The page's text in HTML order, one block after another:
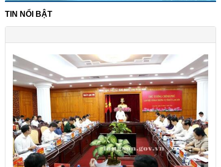
TIN NỔI BẬT